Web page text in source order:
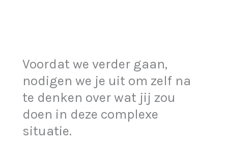
Voordat we verder gaan,
nodigen we je uit om zelf na
te denken over wat jij zou
doen in deze complexe
situatie.